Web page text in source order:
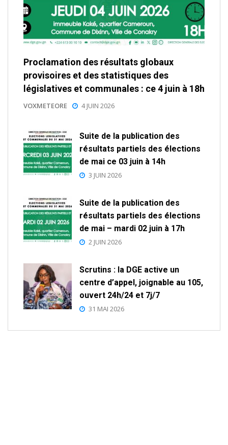
Proclamation des résultats globaux
provisoires et des statistiques des
législatives et communales : ce 4 juin à 18h
VOXMETEORE 4 JUIN 2026
Suite de la publication des
résultats partiels des élections
de mai ce 03 juin à 14h
3 JUIN 2026
Suite de la publication des
résultats partiels des élections
de mai – mardi 02 juin à 17h
2 JUIN 2026
Scrutins : la DGE active un
centre d’appel, joignable au 105,
ouvert 24h/24 et 7j/7
31 MAI 2026